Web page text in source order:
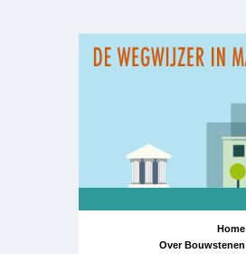
Home
Over Bouwstenen